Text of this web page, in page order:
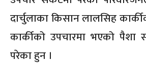
दार्चुलाका किसान लालसिह
कार्कीको उपचारमा भएको
परेका हुन ।